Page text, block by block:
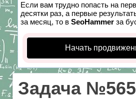
Если вам трудно попасть на
десятки раз, а первые
за месяц, то в SeoHammer за
Начать
Задача №565